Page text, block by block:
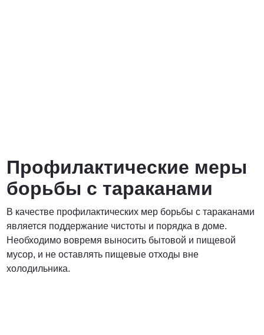
Профилактические меры
борьбы с тараканами
В качестве профилактических мер борьбы с тараканами
является поддержание чистоты и порядка в доме.
Необходимо вовремя выносить бытовой и пищевой
мусор, и не оставлять пищевые отходы вне
холодильника.